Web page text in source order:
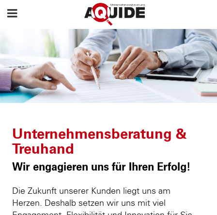
Unternehmensberatung &
Treuhand
Wir engagieren uns für Ihren Erfolg!
Die Zukunft unserer Kunden liegt uns am
Herzen. Deshalb setzen wir uns mit viel